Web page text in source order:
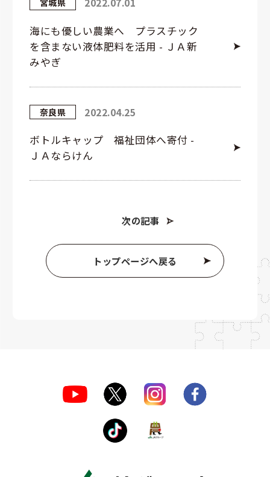
宮城県
海にも優しい農業へ プラスチック
を含まない液体肥料を活用 - ＪＡ新
みやぎ
奈良県 2022.04.25
ボトルキャップ 福祉団体へ寄付 -
ＪＡならけん
次の記事
トップページへ戻る